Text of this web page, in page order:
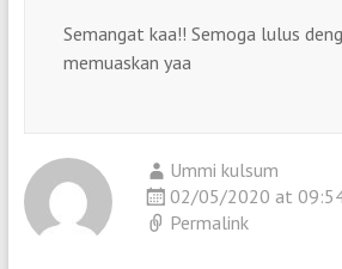
Semangat kaa!! Semoga lulus
memuaskan yaa
Ummi kulsum
02/05/2020 at
Permalink